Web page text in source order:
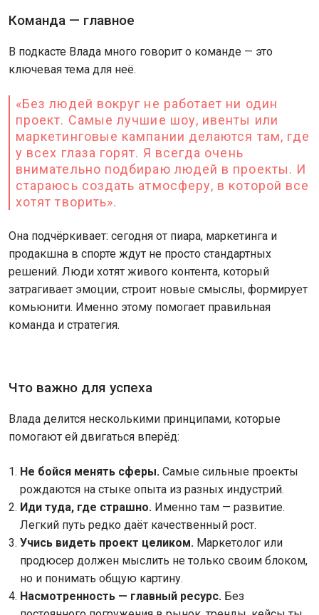
Команда — главное
В подкасте Влада много говорит о команде — это
ключевая тема для неё.
«Без людей вокруг не работает ни один
проект. Самые лучшие шоу, ивенты или
маркетинговые кампании делаются там, где
у всех глаза горят. Я всегда очень
внимательно подбираю людей в проекты. И
стараюсь создать атмосферу, в которой все
хотят творить».
Она подчёркивает: сегодня от пиара, маркетинга и
продакшна в спорте ждут не просто стандартных
решений. Люди хотят живого контента, который
затрагивает эмоции, строит новые смыслы, формирует
комьюнити. Именно этому помогает правильная
команда и стратегия.
Что важно для успеха
Влада делится несколькими принципами, которые
помогают ей двигаться вперёд:
Не бойся менять сферы. Самые сильные проекты
рождаются на стыке опыта из разных индустрий.
Иди туда, где страшно. Именно там — развитие.
Легкий путь редко даёт качественный рост.
Учись видеть проект целиком. Маркетолог или
продюсер должен мыслить не только своим блоком,
но и понимать общую картину.
Насмотренность — главный ресурс. Без